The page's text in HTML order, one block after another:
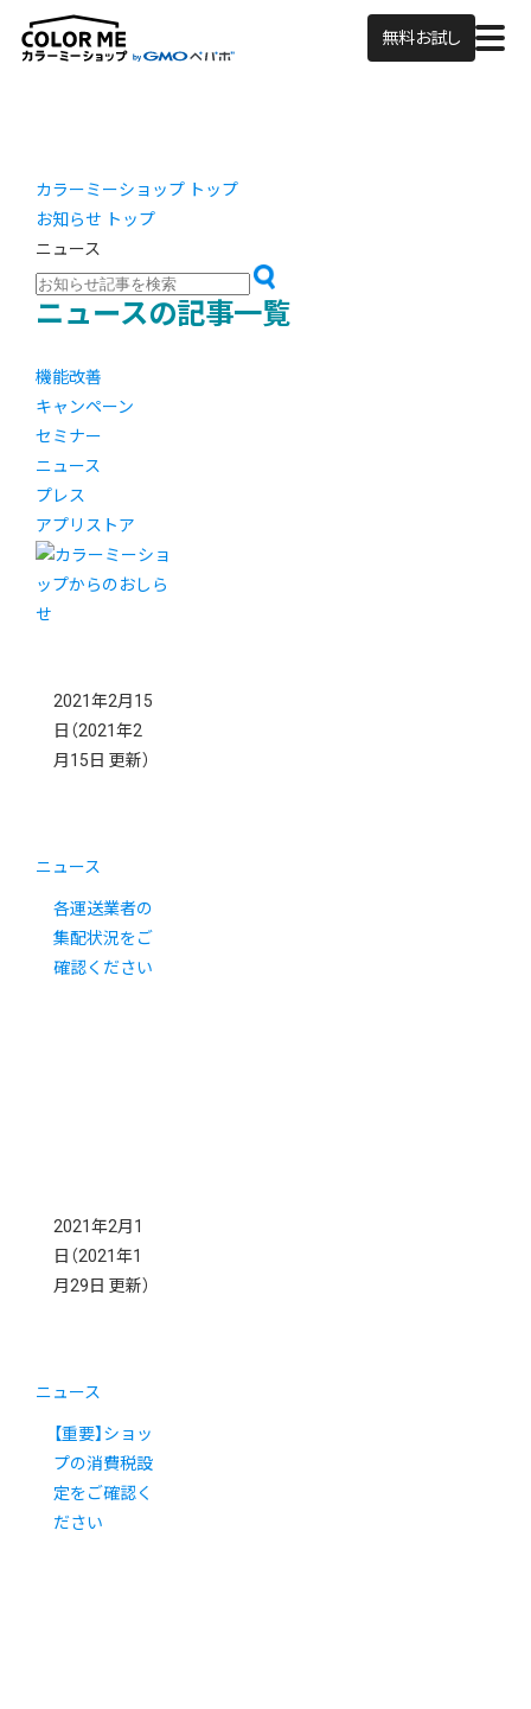
無料お試し
カラーミーショップ トップ
お知らせ トップ
ニュース
ニュースの記事一覧
機能改善
キャンペーン
セミナー
ニュース
プレス
アプリストア
2021年2月15
日 （2021年2
月15日 更新）
ニュース
各運送業者の
集配状況をご
確認ください
2021年2月1
日 （2021年1
月29日 更新）
ニュース
【重要】ショッ
プの消費税設
定をご確認く
ださい